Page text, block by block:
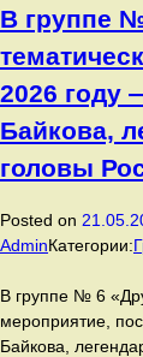
и
N6
в
В группе
2026 году
Байкова,
головы
Posted on
AdminКатегории:
В группе № 6
мероприятие,
Байкова,